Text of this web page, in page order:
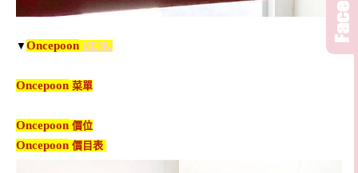
▼ Oncepoon MENU
Oncepoon 菜單
Oncepoon 價位
Oncepoon 價目表